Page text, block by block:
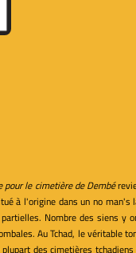
pour le cimetière de Dembé
à l'origine dans un no
Nombre des siens
Au Tchad, le véritable
des cimetières